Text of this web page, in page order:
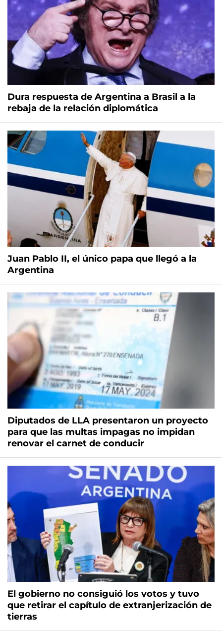
Dura respuesta de Argentina a Brasil a la
rebaja de la relación diplomática
Juan Pablo II, el único papa que llegó a la
Argentina
Diputados de LLA presentaron un proyecto
para que las multas impagas no impidan
renovar el carnet de conducir
El gobierno no consiguió los votos y tuvo
que retirar el capítulo de extranjerización de
tierras